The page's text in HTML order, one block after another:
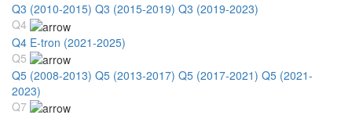
Q3 (2010-2015) Q3 (2015-2019) Q3 (2019-2023)
Q4
Q4 E-tron (2021-2025)
Q5
Q5 (2008-2013) Q5 (2013-2017) Q5 (2017-2021) Q5 (2021-
2023)
Q7